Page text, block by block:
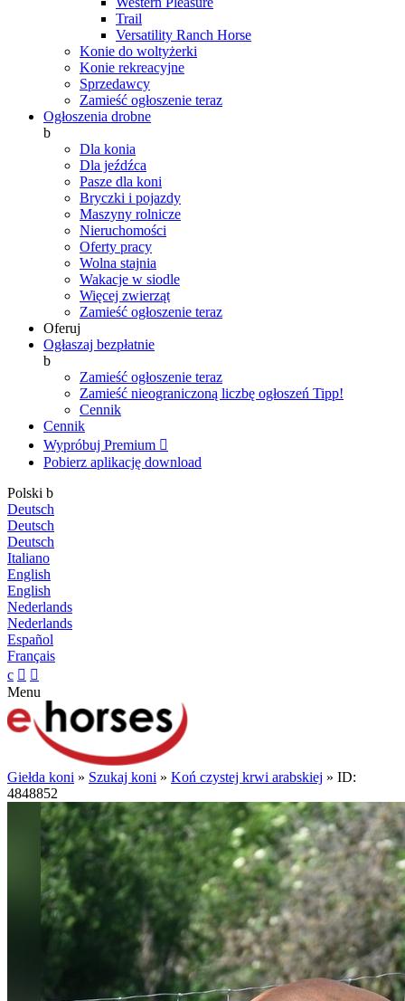
Trail
Versatility Ranch Horse
Konie do woltyżerki
Konie rekreacyjne
Sprzedawcy
Zamieść ogłoszenie teraz
Ogłoszenia drobne
b
Dla konia
Dla jeźdźca
Pasze dla koni
Bryczki i pojazdy
Maszyny rolnicze
Nieruchomości
Oferty pracy
Wolna stajnia
Wakacje w siodle
Więcej zwierząt
Zamieść ogłoszenie teraz
Oferuj
Ogłaszaj bezpłatnie
b
Zamieść ogłoszenie teraz
Zamieść nieograniczoną liczbę ogłoszeń Tipp!
Cennik
Cennik
Wypróbuj Premium 
Pobierz aplikację download
Polski b
Deutsch
Deutsch
Deutsch
Italiano
English
English
Nederlands
Nederlands
Español
Français
c  
Menu
Giełda koni » Szukaj koni » Koń czystej krwi arabskiej » ID:
4848852